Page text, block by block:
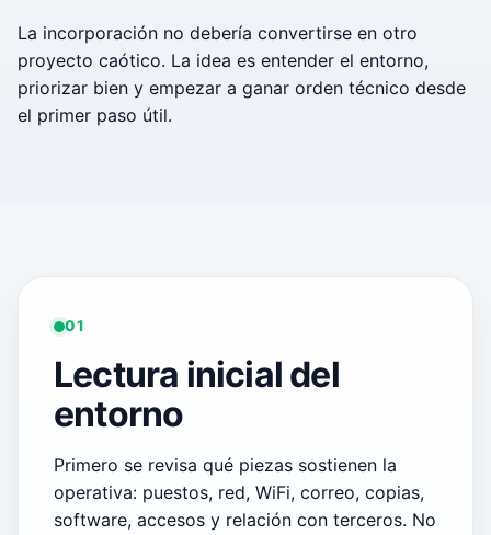
La incorporación no debería convertirse en otro
proyecto caótico. La idea es entender el entorno,
priorizar bien y empezar a ganar orden técnico desde
el primer paso útil.
01
Lectura inicial del
entorno
Primero se revisa qué piezas sostienen la
operativa: puestos, red, WiFi, correo, copias,
software, accesos y relación con terceros. No